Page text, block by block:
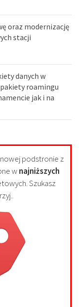
oraz modernizację
stacji
danych w
roamingu
jak i na
podstronie z
w najniższych
Szukasz